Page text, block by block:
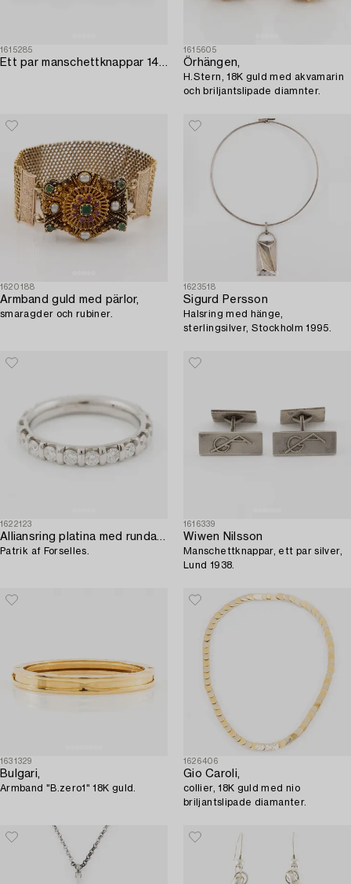
1615285
Ett par manschettknappar 14K guld och ametister.
1615605
Örhängen,
H.Stern, 18K guld med akvamarin
och briljantslipade diamnter.
1620188
Armband guld med pärlor,
smaragder och rubiner.
1623518
Sigurd Persson
Halsring med hänge,
sterlingsilver, Stockholm 1995.
1622123
Alliansring platina med runda briljantslipade diamanter,
Patrik af Forselles.
1616339
Wiwen Nilsson
Manschettknappar, ett par silver,
Lund 1938.
1631329
Bulgari,
Armband "B.zero1" 18K guld.
1626406
Gio Caroli,
collier, 18K guld med nio
briljantslipade diamanter.